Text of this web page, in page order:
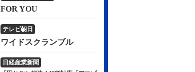
FOR YOU
テレビ朝日
ワイドスクランブル
日経産業新聞